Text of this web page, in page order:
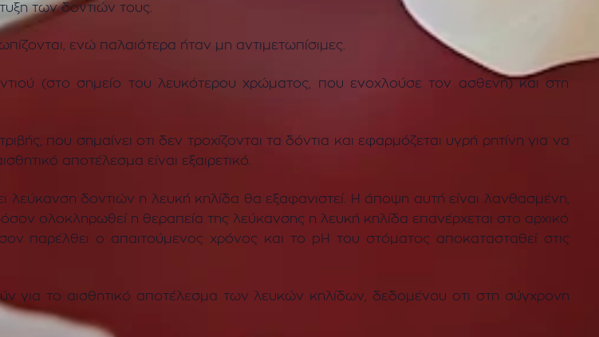
των δοντιών τους.
ενώ παλαιότερα ήταν μη αντιμετωπίσιμες.
(στο σημείο του λευκότερου χρώματος, που ενοχλούσε τον ασθενή) και στη
που σημαίνει οτι δεν τροχίζονται τα δόντια και εφαρμόζεται υγρή ρητίνη για να
αποτέλεσμα είναι εξαιρετικό.
λεύκανση δοντιών η λευκή κηλίδα θα εξαφανιστεί. Η άποψη αυτή είναι λανθασμένη,
ολοκληρωθεί η θεραπεία της λεύκανσης η λευκή κηλίδα επανέρχεται στο αρχικό
παρέλθει ο απαιτούμενος χρόνος και το pH του στόματος αποκατασταθεί στις
για το αισθητικό αποτέλεσμα των λευκών κηλίδων, δεδομένου οτι στη σύγχρονη